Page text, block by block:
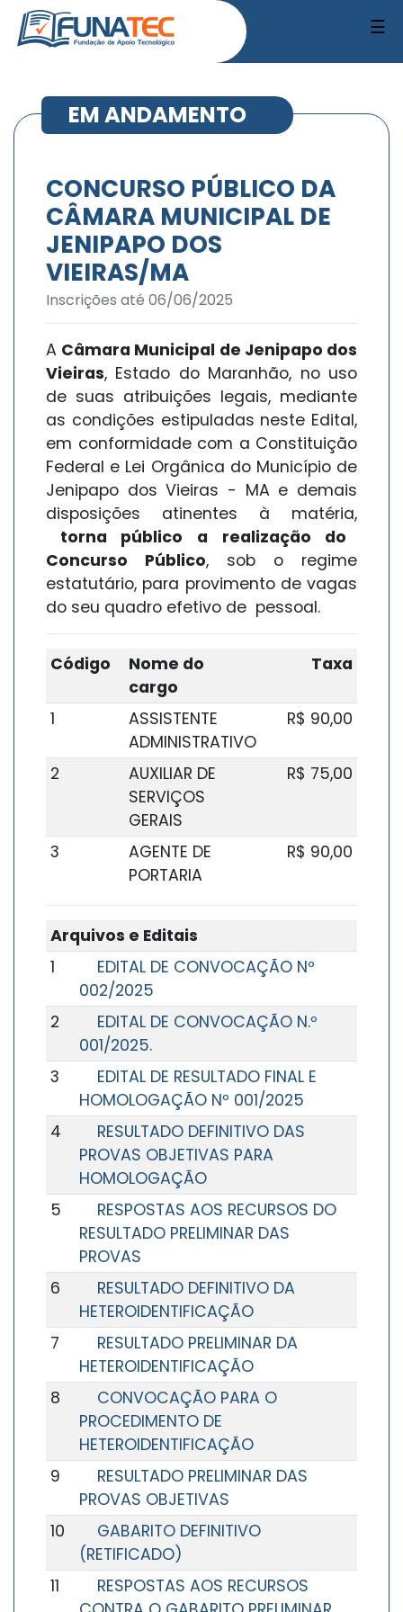
☰
EM ANDAMENTO
CONCURSO PÚBLICO DA
CÂMARA MUNICIPAL DE
JENIPAPO DOS
VIEIRAS/MA
Inscrições até 06/06/2025
A Câmara Municipal de Jenipapo dos
Vieiras, Estado do Maranhão, no uso
de suas atribuições legais, mediante
as condições estipuladas neste Edital,
em conformidade com a Constituição
Federal e Lei Orgânica do Município de
Jenipapo dos Vieiras - MA e demais
disposições atinentes à matéria,
torna público a realização do
Concurso Público, sob o regime
estatutário, para provimento de vagas
do seu quadro efetivo de pessoal.
Código
Nome do
cargo
Taxa
1
ASSISTENTE
ADMINISTRATIVO
R$ 90,00
2
AUXILIAR DE
SERVIÇOS
GERAIS
R$ 75,00
3
AGENTE DE
PORTARIA
R$ 90,00
Arquivos e Editais
1
EDITAL DE CONVOCAÇÃO Nº
002/2025
2
EDITAL DE CONVOCAÇÃO N.º
001/2025.
3
EDITAL DE RESULTADO FINAL E
HOMOLOGAÇÃO Nº 001/2025
4
RESULTADO DEFINITIVO DAS
PROVAS OBJETIVAS PARA
HOMOLOGAÇÃO
5
RESPOSTAS AOS RECURSOS DO
RESULTADO PRELIMINAR DAS
PROVAS
6
RESULTADO DEFINITIVO DA
HETEROIDENTIFICAÇÃO
7
RESULTADO PRELIMINAR DA
HETEROIDENTIFICAÇÃO
8
CONVOCAÇÃO PARA O
PROCEDIMENTO DE
HETEROIDENTIFICAÇÃO
9
RESULTADO PRELIMINAR DAS
PROVAS OBJETIVAS
10
GABARITO DEFINITIVO
(RETIFICADO)
11
RESPOSTAS AOS RECURSOS